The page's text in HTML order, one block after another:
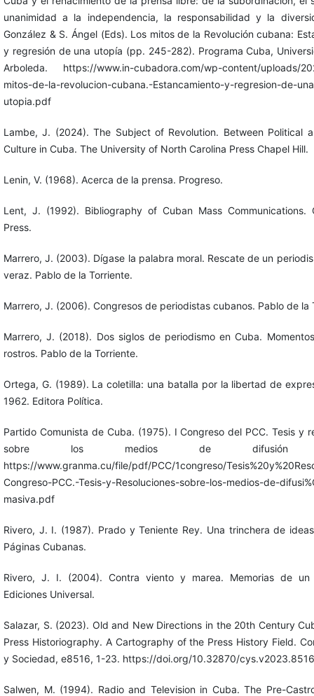
unanimidad a la independencia, la responsabilidad y la
González & S. Ángel (Eds). Los mitos de la Revolución cubana:
y regresión de una utopía (pp. 245-282). Programa Cuba,
Arboleda. https://www.in-cubadora.com/wp-content/uploads/
mitos-de-la-revolucion-cubana.-Estancamiento-y-regresion-de-
utopia.pdf
Lambe, J. (2024). The Subject of Revolution. Between Political
Culture in Cuba. The University of North Carolina Press Chapel Hill.
Lenin, V. (1968). Acerca de la prensa. Progreso.
Lent, J. (1992). Bibliography of Cuban Mass Communications.
Press.
Marrero, J. (2003). Dígase la palabra moral. Rescate de un
veraz. Pablo de la Torriente.
Marrero, J. (2006). Congresos de periodistas cubanos. Pablo de la
Marrero, J. (2018). Dos siglos de periodismo en Cuba.
rostros. Pablo de la Torriente.
Ortega, G. (1989). La coletilla: una batalla por la libertad de
1962. Editora Política.
Partido Comunista de Cuba. (1975). I Congreso del PCC. Tesis y
sobre los medios de difusión
https://www.granma.cu/file/pdf/PCC/1congreso/
Congreso-PCC.-Tesis-y-Resoluciones-sobre-los-medios-de-
masiva.pdf
Rivero, J. I. (1987). Prado y Teniente Rey. Una trinchera de
Páginas Cubanas.
Rivero, J. I. (2004). Contra viento y marea. Memorias de un
Ediciones Universal.
Salazar, S. (2023). Old and New Directions in the 20th Century
Press Historiography. A Cartography of the Press History Field.
y Sociedad, e8516, 1-23. https://doi.org/10.32870/cys.v2023.8516
Salwen, M. (1994). Radio and Television in Cuba. The Pre-